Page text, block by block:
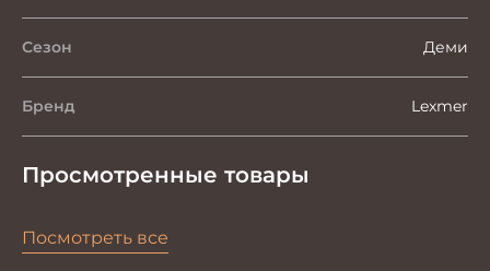
Сезон Деми
Бренд Lexmer
Просмотренные товары
Посмотреть все